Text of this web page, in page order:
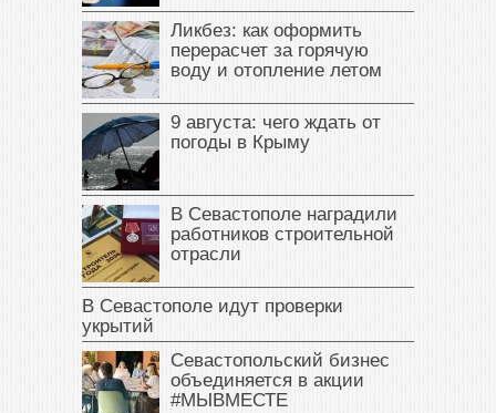
Ликбез: как оформить
перерасчет за горячую
воду и отопление летом
9 августа: чего ждать от
погоды в Крыму
В Севастополе наградили
работников строительной
отрасли
В Севастополе идут проверки
укрытий
Севастопольский бизнес
объединяется в акции
#МЫВМЕСТЕ